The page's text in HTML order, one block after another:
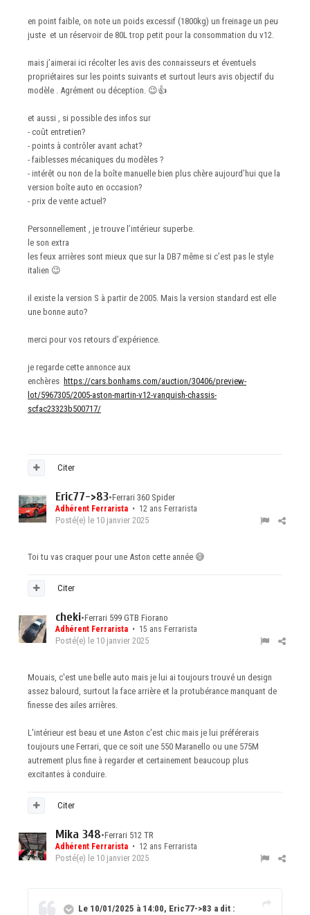
en point faible, on note un poids excessif (1800kg) un freinage un peu
juste et un réservoir de 80L trop petit pour la consommation du v12.
mais j’aimerai ici récolter les avis des connaisseurs et éventuels
propriétaires sur les points suivants et surtout leurs avis objectif du
modèle . Agrément ou déception. 😉👍
et aussi , si possible des infos sur
- coût entretien?
- points à contrôler avant achat?
- faiblesses mécaniques du modèles ?
- intérêt ou non de la boîte manuelle bien plus chère aujourd’hui que la
version boîte auto en occasion?
- prix de vente actuel?
Personnellement , je trouve l’intérieur superbe.
le son extra
les feux arrières sont mieux que sur la DB7 même si c’est pas le style
italien 😉
il existe la version S à partir de 2005. Mais la version standard est elle
une bonne auto?
merci pour vos retours d’expérience.
je regarde cette annonce aux
enchères https://cars.bonhams.com/auction/30406/preview-
lot/5967305/2005-aston-martin-v12-vanquish-chassis-
scfac23323b500717/
Citer
Eric77->83•Ferrari 360 Spider
Adhérent Ferrarista • 12 ans Ferrarista
Posté(e) le 10 janvier 2025
Toi tu vas craquer pour une Aston cette année 😅
Citer
cheki•Ferrari 599 GTB Fiorano
Adhérent Ferrarista • 15 ans Ferrarista
Posté(e) le 10 janvier 2025
Mouais, c'est une belle auto mais je lui ai toujours trouvé un design
assez balourd, surtout la face arrière et la protubérance manquant de
finesse des ailes arrières.
L'intérieur est beau et une Aston c'est chic mais je lui préférerais
toujours une Ferrari, que ce soit une 550 Maranello ou une 575M
autrement plus fine à regarder et certainement beaucoup plus
excitantes à conduire.
Citer
Mika 348•Ferrari 512 TR
Adhérent Ferrarista • 12 ans Ferrarista
Posté(e) le 10 janvier 2025
Le 10/01/2025 à 14:00, Eric77->83 a dit :